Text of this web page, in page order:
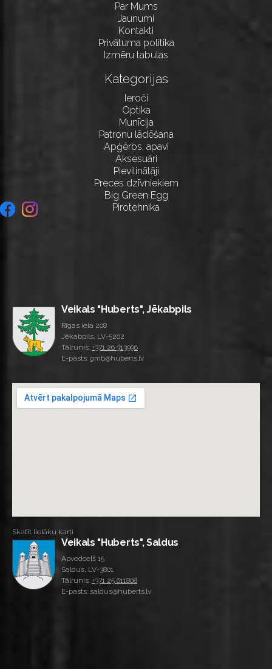
Par Mums
Jaunumi
Kontakti
Privātuma politika
Izmēru tabulas
Kategorijas
Ieroči
Optika
Munīcija
Patronu lādēšana
Apģērbs, apavi
Aksesuāri
Pievilinātāji
Preces dzīvniekiem
Big Green Egg
Pirotehnika
Veikals "Huberts", Jēkabpils
Rīgas iela 208
Jēkabpils, LV-5202
Tālrunis: +371 26 313996
E-pasts: gmb@huberts.lv
Skatīt lielāku karti
Veikals "Huberts", Saldus
Apvedceļš 15
Saldus, LV-3801
Tālrunis: +371 25 611808
E-pasts: saldus@huberts.lv